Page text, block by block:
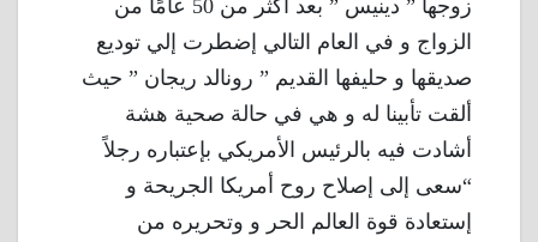
زوجها ” دينيس ” بعد أكثر من 50 عامًا من
الزواج و في العام التالي إضطرت إلي توديع
صديقها و حليفها القديم ” رونالد ريجان ” حيث
ألقت تأبينا له و هي في حالة صحية هشة
أشادت فيه بالرئيس الأمريكي بإعتباره رجلاً
“سعى إلى إصلاح روح أمريكا الجريحة و
إستعادة قوة العالم الحر و وتحريره من